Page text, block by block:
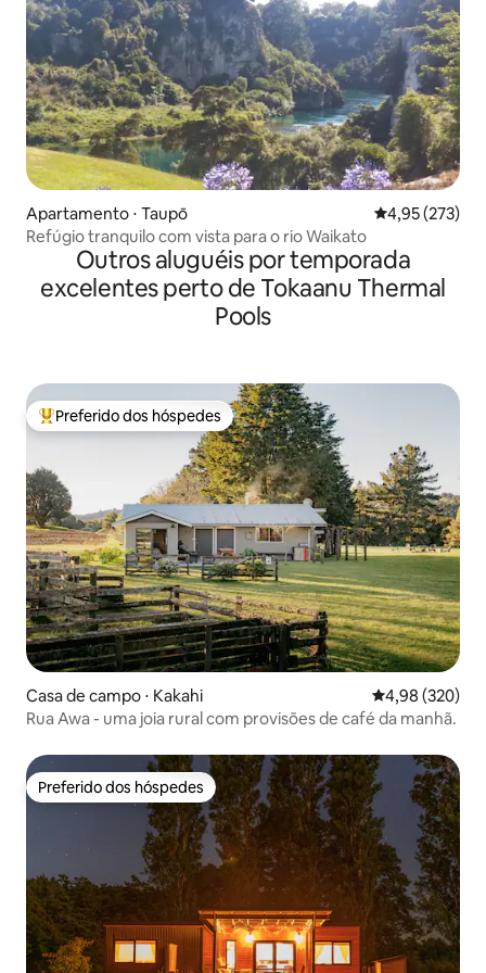
Apartamento ⋅ Taupō 4,95 de uma
4,95 (273)
Refúgio tranquilo com vista para o rio Waikato
Outros aluguéis por temporada
excelentes perto de Tokaanu Thermal
Pools
Entre os melhores preferidos dos hóspedes
Preferido dos hóspedes
Casa de campo ⋅ Kakahi 4,98 de uma
4,98 (320)
Rua Awa - uma joia rural com provisões de café da manhã.
Preferido dos hóspedes
Preferido dos hóspedes